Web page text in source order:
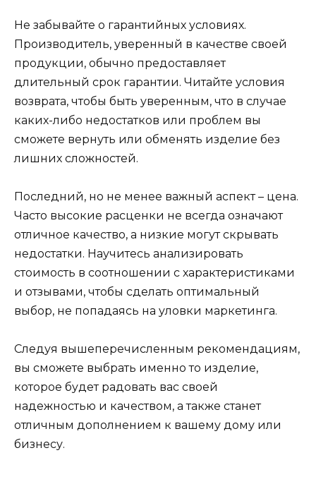
Не забывайте о гарантийных условиях.
Производитель, уверенный в качестве своей
продукции, обычно предоставляет
длительный срок гарантии. Читайте условия
возврата, чтобы быть уверенным, что в случае
каких-либо недостатков или проблем вы
сможете вернуть или обменять изделие без
лишних сложностей.
Последний, но не менее важный аспект – цена.
Часто высокие расценки не всегда означают
отличное качество, а низкие могут скрывать
недостатки. Научитесь анализировать
стоимость в соотношении с характеристиками
и отзывами, чтобы сделать оптимальный
выбор, не попадаясь на уловки маркетинга.
Следуя вышеперечисленным рекомендациям,
вы сможете выбрать именно то изделие,
которое будет радовать вас своей
надежностью и качеством, а также станет
отличным дополнением к вашему дому или
бизнесу.